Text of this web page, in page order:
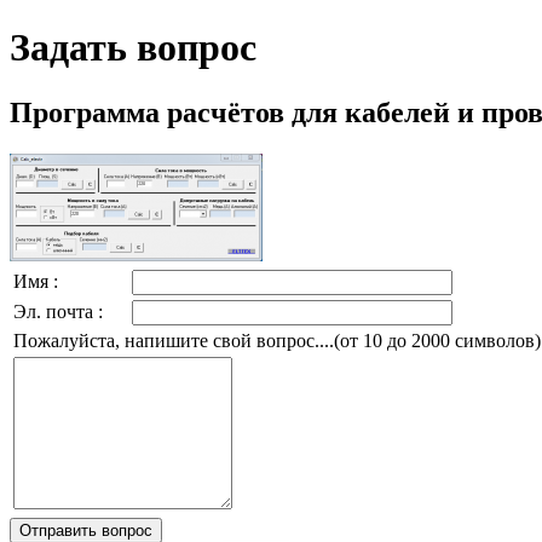
Задать вопрос
Программа расчётов для кабелей и
Имя :
Эл. почта :
Пожалуйста, напишите свой вопрос....(от 10 до 2000 символов)